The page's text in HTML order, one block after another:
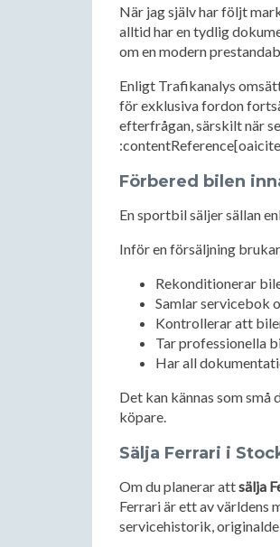
När jag själv har följt
alltid har en tydlig
om en modern
Enligt Trafikanalys
för exklusiva fordon
efterfrågan, särskilt när
Förbered bilen
En sportbil säljer sällan
Inför en försäljning
Rekonditionerar
Samlar servicebok
Kontrollerar att
Tar professionella
Har all
Det kan kännas som
köpare.
Sälja Ferrari i
Om du planerar attsälja
Ferrari är ett av världens
servicehistorik,